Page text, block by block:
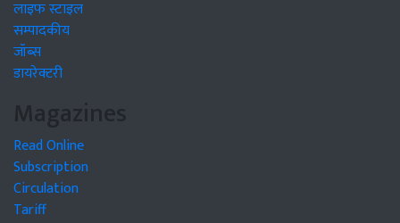
लाइफ स्टाइल
सम्पादकीय
जॉब्स
डायरेक्टरी
Magazines
Read Online
Subscription
Circulation
Tariff